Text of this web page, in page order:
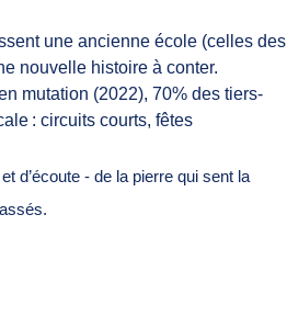
une ancienne école (celles des
nouvelle histoire à conter.
mutation (2022), 70% des tiers-
: circuits courts, fêtes
d’écoute - de la pierre qui sent la